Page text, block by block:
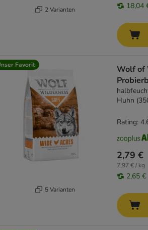
2 Varianten 18,04
Favorit
5 Varianten
Wolf of
Huhn
2,79 €
7,97 € / kg
2,65 €
Rating: